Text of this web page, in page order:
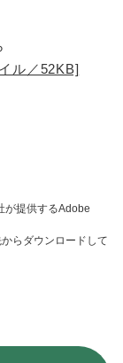
ル／52KB]
が提供するAdobe
らダウンロードして